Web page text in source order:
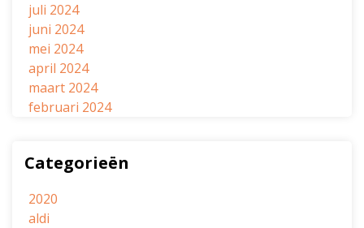
juli 2024
juni 2024
mei 2024
april 2024
maart 2024
februari 2024
Categorieën
2020
aldi